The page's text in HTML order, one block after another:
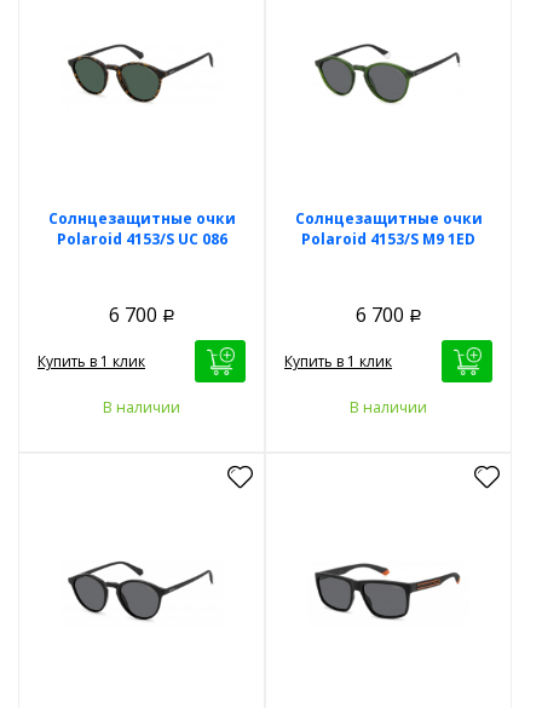
Солнцезащитные очки
Polaroid 4153/S UC 086
6 700 Р
Купить в 1 клик
В наличии
Солнцезащитные очки
Polaroid 4153/S M9 1ED
6 700 Р
Купить в 1 клик
В наличии